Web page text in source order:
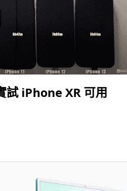
試 iPhone XR 可用